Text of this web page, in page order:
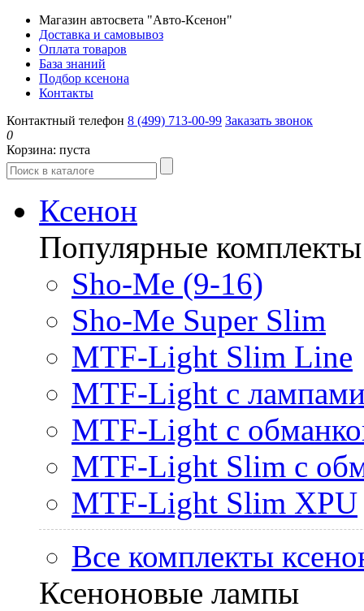
Магазин автосвета "Авто-Ксенон"
Доставка и самовывоз
Оплата товаров
База знаний
Подбор ксенона
Контакты
Контактный телефон 8 (499) 713-00-99 Заказать звонок
0
Корзина: пуста
Ксенон
Популярные комплекты
Sho-Me (9-16)
Sho-Me Super Slim
MTF-Light Slim Line
MTF-Light с
MTF-Light с
MTF-Light Slim с
MTF-Light Slim XPU
Все комплекты
Ксеноновые лампы